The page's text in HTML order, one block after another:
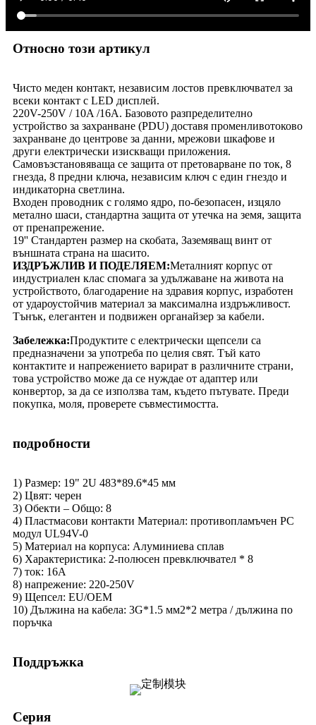
Относно този артикул
Чисто меден контакт, независим лостов превключвател за
всеки контакт с LED дисплей.
220V-250V / 10A /16A. Базовото разпределително
устройство за захранване (PDU) доставя променливотоково
захранване до центрове за данни, мрежови шкафове и
други електрически изискващи приложения.
Самовъзстановяваща се защита от претоварване по ток, 8
гнезда, 8 предни ключа, независим ключ с един гнездо и
индикаторна светлина.
Входен проводник с голямо ядро, по-безопасен, изцяло
метално шаси, стандартна защита от утечка на земя, защита
от пренапрежение.
19'' Стандартен размер на скобата, Заземяващ винт от
външната страна на шасито.
ИЗДРЪЖЛИВ И ПОДЕЛЯЕМ:Металният корпус от
индустриален клас спомага за удължаване на живота на
устройството, благодарение на здравия корпус, изработен
от удароустойчив материал за максимална издръжливост.
Тънък, елегантен и подвижен органайзер за кабели.
Забележка:Продуктите с електрически щепсели са
предназначени за употреба по целия свят. Тъй като
контактите и напрежението варират в различните страни,
това устройство може да се нуждае от адаптер или
конвертор, за да се използва там, където пътувате. Преди
покупка, моля, проверете съвместимостта.
подробности
1) Размер: 19" 2U 483*89.6*45 мм
2) Цвят: черен
3) Обекти – Общо: 8
4) Пластмасови контакти Материал: противопламъчен PC
модул UL94V-0
5) Материал на корпуса: Алуминиева сплав
6) Характеристика: 2-полюсен превключвател * 8
7) ток: 16A
8) напрежение: 220-250V
9) Щепсел: EU/OEM
10) Дължина на кабела: 3G*1.5 мм2*2 метра / дължина по
поръчка
Поддръжка
Серия